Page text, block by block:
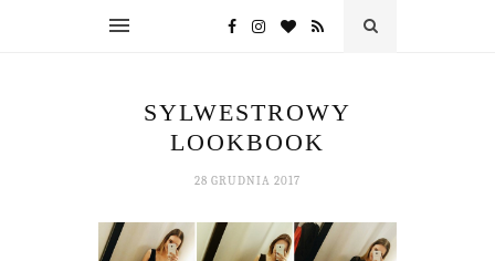
SYLWESTROWY
LOOKBOOK
28 GRUDNIA 2017